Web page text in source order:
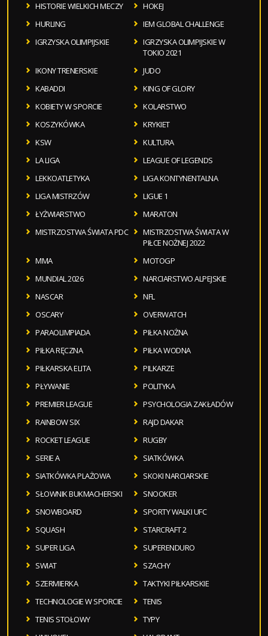
HISTORIE WIELKICH MECZY
HOKEJ
HURLING
IEM GLOBAL CHALLENGE
IGRZYSKA OLIMPIJSKIE
IGRZYSKA OLIMPIJSKIE W
TOKIO 2021
IKONY TRENERSKIE
JUDO
KABADDI
KING OF GLORY
KOBIETY W SPORCIE
KOLARSTWO
KOSZYKÓWKA
KRYKIET
KSW
KULTURA
LA LIGA
LEAGUE OF LEGENDS
LEKKOATLETYKA
LIGA KONTYNENTALNA
LIGA MISTRZÓW
LIGUE 1
ŁYŻWIARSTWO
MARATON
MISTRZOSTWA ŚWIATA PDC
MISTRZOSTWA ŚWIATA W
PIŁCE NOŻNEJ 2022
MMA
MOTOGP
MUNDIAL 2026
NARCIARSTWO ALPEJSKIE
NASCAR
NFL
OSCARY
OVERWATCH
PARAOLIMPIADA
PIŁKA NOŻNA
PIŁKA RĘCZNA
PIŁKA WODNA
PIŁKARSKA ELITA
PILKARZE
PŁYWANIE
POLITYKA
PREMIER LEAGUE
PSYCHOLOGIA ZAKŁADÓW
RAINBOW SIX
RAJD DAKAR
ROCKET LEAGUE
RUGBY
SERIE A
SIATKÓWKA
SIATKÓWKA PLAŻOWA
SKOKI NARCIARSKIE
SŁOWNIK BUKMACHERSKI
SNOOKER
SNOWBOARD
SPORTY WALKI UFC
SQUASH
STARCRAFT 2
SUPER LIGA
SUPERENDURO
SWIAT
SZACHY
SZERMIERKA
TAKTYKI PIŁKARSKIE
TECHNOLOGIE W SPORCIE
TENIS
TENIS STOŁOWY
TYPY